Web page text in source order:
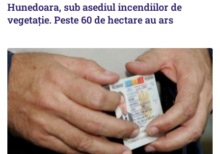
Hunedoara, sub asediul incendiilor de
vegetație. Peste 60 de hectare au ars